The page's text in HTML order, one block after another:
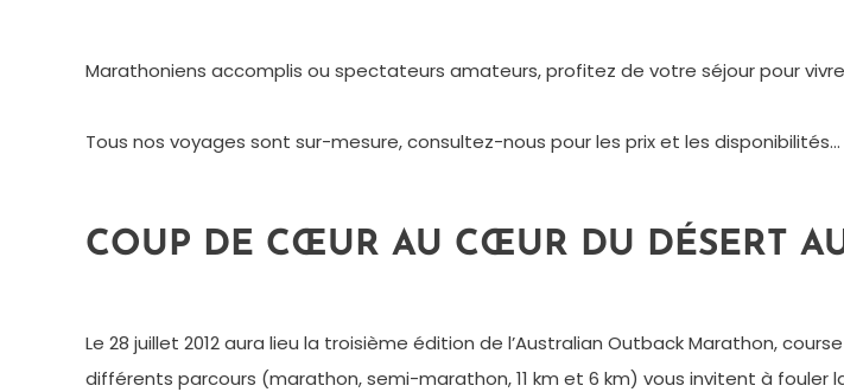
Marathoniens accomplis ou spectateurs amateurs, profitez de votre séjour pour
Tous nos voyages sont sur-mesure, consultez-nous pour les prix et les
COUP DE CŒUR AU CŒUR DU DÉSERT
Le 28 juillet 2012 aura lieu la troisième édition de l’Australian Outback Marathon,
différents parcours (marathon, semi-marathon, 11 km et 6 km) vous invitent à fouler